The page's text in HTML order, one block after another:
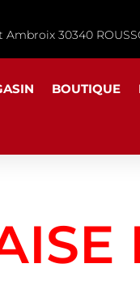
Ambroix 30340
BOUTIQUE